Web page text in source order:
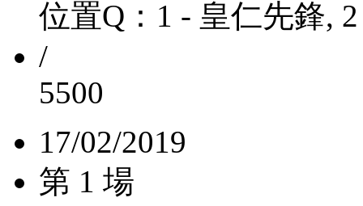
位置Q：1 - 皇仁先鋒,
/
5500
17/02/2019
第 1 場